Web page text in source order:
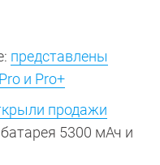
представлены
и Pro+
продажи
батарея 5300 мАч и